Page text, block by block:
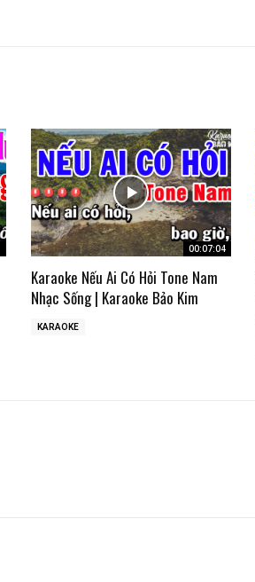
00:07:04
Karaoke Nếu Ai Có Hỏi Tone Nam
Nhạc Sống | Karaoke Bảo Kim
KARAOKE